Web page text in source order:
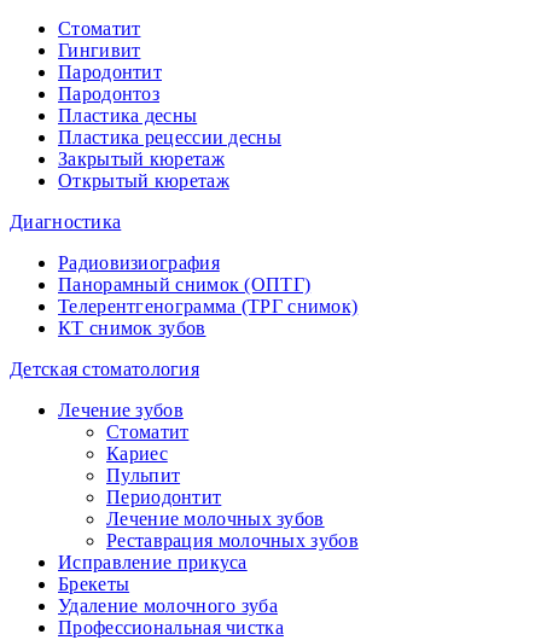
Стоматит
Гингивит
Пародонтит
Пародонтоз
Пластика десны
Пластика рецессии десны
Закрытый кюретаж
Открытый кюретаж
Диагностика
Радиовизиография
Панорамный снимок (ОПТГ)
Телерентгенограмма (ТРГ снимок)
КТ снимок зубов
Детская стоматология
Лечение зубов
Стоматит
Кариес
Пульпит
Периодонтит
Лечение молочных зубов
Реставрация молочных зубов
Исправление прикуса
Брекеты
Удаление молочного зуба
Профессиональная чистка